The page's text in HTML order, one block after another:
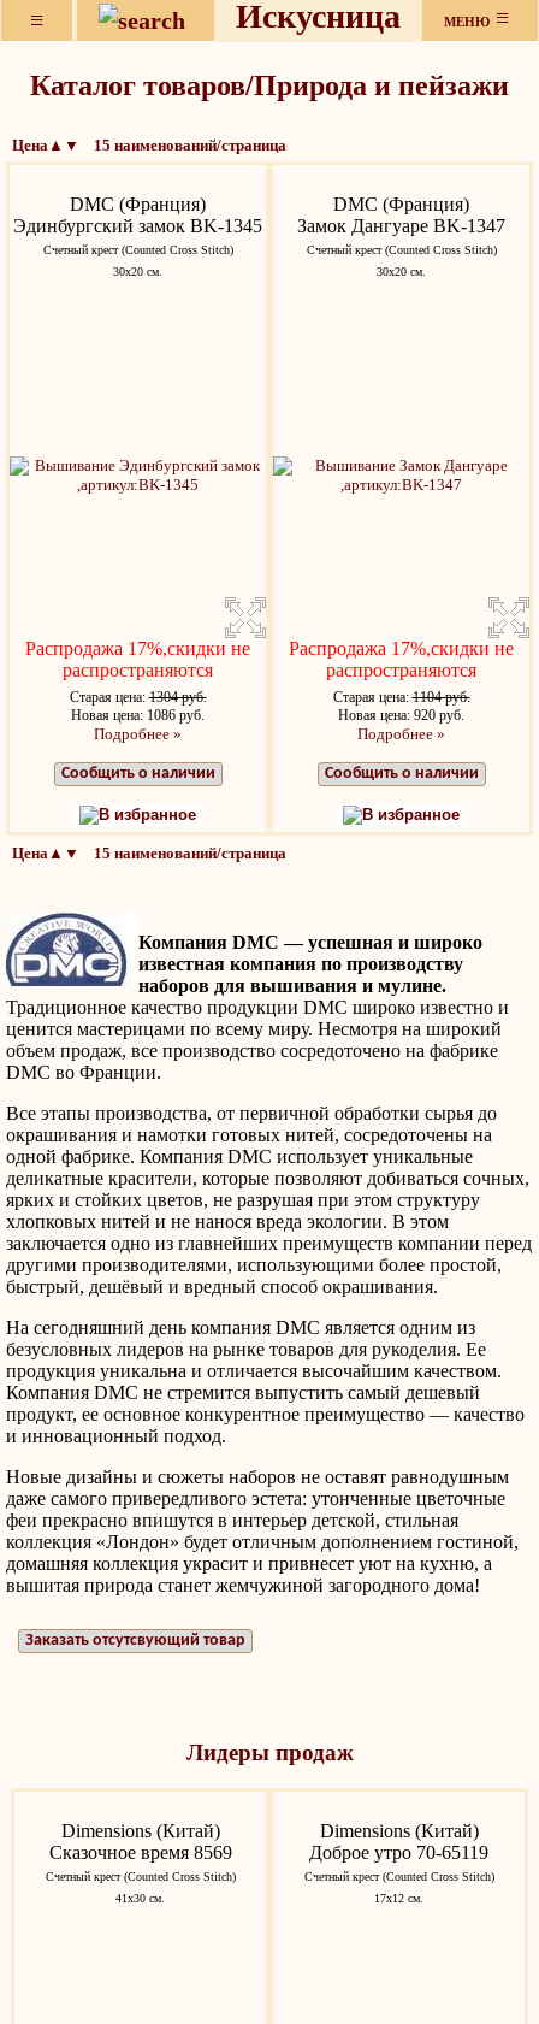
≡ Искусница МЕНЮ ≡
Каталог товаров/Природа и пейзажи
Цена▲▼ 15 наименований/страница
DMC (Франция)
Эдинбургский замок BK-1345
Счетный крест (Counted Cross Stitch)
30x20 см.
Распродажа 17%,скидки не
распространяются
Старая цена:1304 руб.
Новая цена: 1086 руб.
Подробнее »
Сообщить о наличии
В избранное
DMC (Франция)
Замок Дангуаре BK-1347
Счетный крест (Counted Cross Stitch)
30x20 см.
Распродажа 17%,скидки не
распространяются
Старая цена:1104 руб.
Новая цена: 920 руб.
Подробнее »
Сообщить о наличии
В избранное
Цена▲▼ 15 наименований/страница
Компания DMC — успешная и широко
известная компания по производству
наборов для вышивания и мулине.
Традиционное качество продукции DMC широко известно и
ценится мастерицами по всему миру. Несмотря на широкий
объем продаж, все производство сосредоточено на фабрике
DMC во Франции.
Все этапы производства, от первичной обработки сырья до
окрашивания и намотки готовых нитей, сосредоточены на
одной фабрике. Компания DMC использует уникальные
деликатные красители, которые позволяют добиваться сочных,
ярких и стойких цветов, не разрушая при этом структуру
хлопковых нитей и не нанося вреда экологии. В этом
заключается одно из главнейших преимуществ компании перед
другими производителями, использующими более простой,
быстрый, дешёвый и вредный способ окрашивания.
На сегодняшний день компания DMC является одним из
безусловных лидеров на рынке товаров для рукоделия. Ее
продукция уникальна и отличается высочайшим качеством.
Компания DMC не стремится выпустить самый дешевый
продукт, ее основное конкурентное преимущество — качество
и инновационный подход.
Новые дизайны и сюжеты наборов не оставят равнодушным
даже самого привередливого эстета: утонченные цветочные
феи прекрасно впишутся в интерьер детской, стильная
коллекция «Лондон» будет отличным дополнением гостиной,
домашняя коллекция украсит и привнесет уют на кухню, а
вышитая природа станет жемчужиной загородного дома!
Заказать отсутсвующий товар
Лидеры продаж
Dimensions (Китай)
Сказочное время 8569
Счетный крест (Counted Cross Stitch)
41х30 см.
Dimensions (Китай)
Доброе утро 70-65119
Счетный крест (Counted Cross Stitch)
17х12 см.